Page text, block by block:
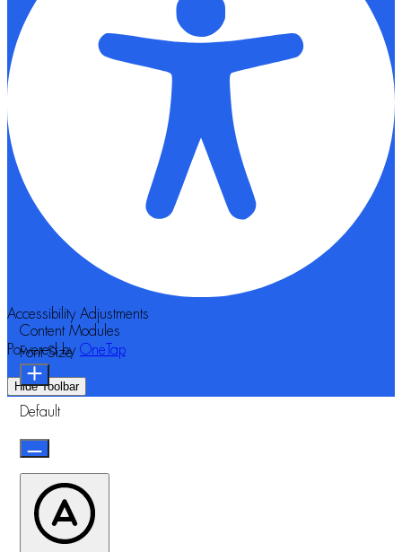
Accessibility Adjustments
Powered by OneTap
Hide Toolbar
Content Modules
Font Size
Default